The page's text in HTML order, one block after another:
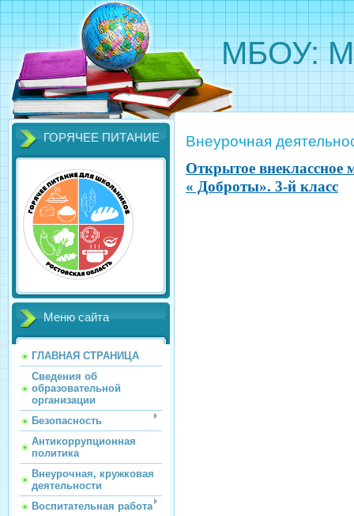
МБОУ:
ГОРЯЧЕЕ ПИТАНИЕ
Меню сайта
ГЛАВНАЯ СТРАНИЦА
Сведения об
образовательной
организации
Безопасность
Антикоррупционная
политика
Внеурочная, кружковая
деятельности
Воспитательная работа
Внеурочная
Открытое внеклассное
« Доброты». 3-й класс